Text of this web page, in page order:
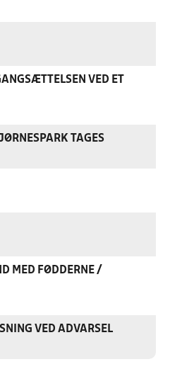
VED ET
TAGES
MED FØDDERNE /
VED ADVARSEL